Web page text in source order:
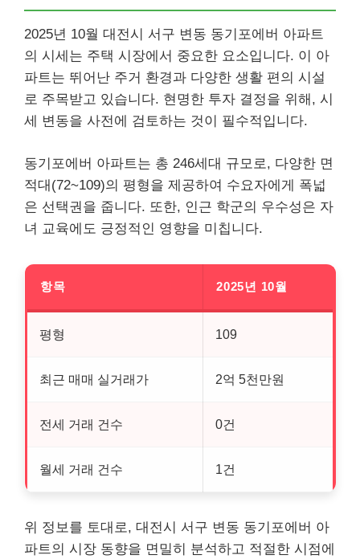
2025년 10월 대전시 서구 변동 동기포에버 아파트
의 시세는 주택 시장에서 중요한 요소입니다. 이 아
파트는 뛰어난 주거 환경과 다양한 생활 편의 시설
로 주목받고 있습니다. 현명한 투자 결정을 위해, 시
세 변동을 사전에 검토하는 것이 필수적입니다.
동기포에버 아파트는 총 246세대 규모로, 다양한 면
적대(72~109)의 평형을 제공하여 수요자에게 폭넓
은 선택권을 줍니다. 또한, 인근 학군의 우수성은 자
녀 교육에도 긍정적인 영향을 미칩니다.
항목 2025년 10월
평형 109
최근 매매 실거래가 2억 5천만원
전세 거래 건수 0건
월세 거래 건수 1건
위 정보를 토대로, 대전시 서구 변동 동기포에버 아
파트의 시장 동향을 면밀히 분석하고 적절한 시점에